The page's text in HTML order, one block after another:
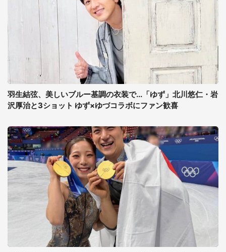
羽生結弦、美しいブルー基調の衣装で...「ゆず」北川悠仁・岩
沢厚治と3ショット ゆず×ゆづコラボにファン歓喜